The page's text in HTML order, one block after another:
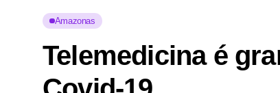
Amazonas
Telemedicina é